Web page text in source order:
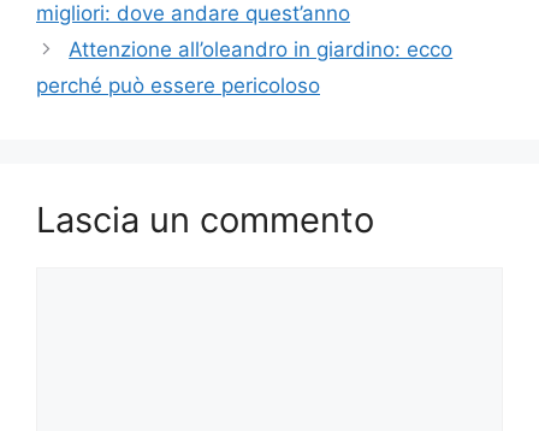
migliori: dove andare quest’anno
Attenzione all’oleandro in giardino: ecco
perché può essere pericoloso
Lascia un commento